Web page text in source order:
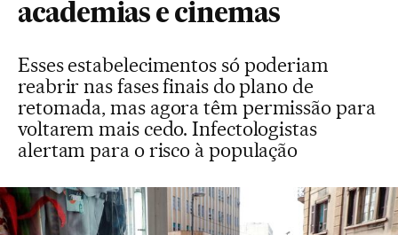
academias e cinemas
Esses estabelecimentos só poderiam
reabrir nas fases finais do plano de
retomada, mas agora têm permissão para
voltarem mais cedo. Infectologistas
alertam para o risco à população